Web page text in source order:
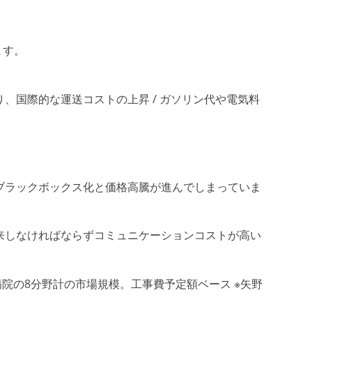
。
国際的な運送コストの上昇 / ガソリン代や電気料
ックボックス化と価格高騰が進んでしまっていま
なければならずコミュニケーションコストが高い
の8分野計の市場規模。工事費予定額ベース ※矢野